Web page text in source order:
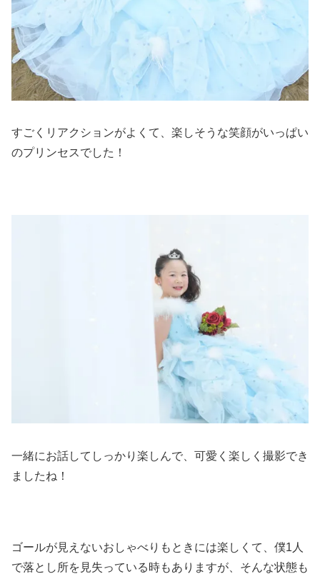
すごくリアクションがよくて、楽しそうな笑顔がいっぱい
のプリンセスでした！
一緒にお話してしっかり楽しんで、可愛く楽しく撮影でき
ましたね！
ゴールが見えないおしゃべりもときには楽しくて、僕1人
で落とし所を見失っている時もありますが、そんな状態も